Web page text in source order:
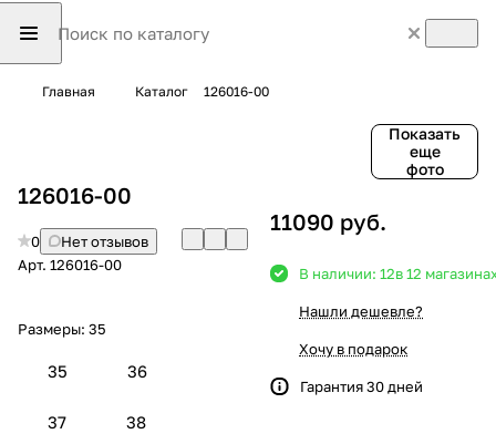
Главная Каталог 126016-00
Показать
еще
фото
126016-00
0
Нет отзывов
Арт. 126016-00
Размеры: 35
35 36
37 38
11090 руб.
В наличии: 12в 12
Нашли дешевле?
Хочу в подарок
Гарантия 30 дней